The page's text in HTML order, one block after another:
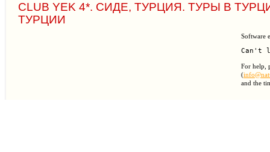
CLUB YEK 4*. СИДЕ, ТУРЦИЯ. ТУРЫ В
ТУРЦИИ
Software
For help,
(
and the